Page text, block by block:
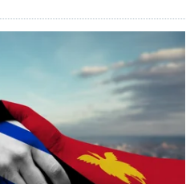
и приведены в